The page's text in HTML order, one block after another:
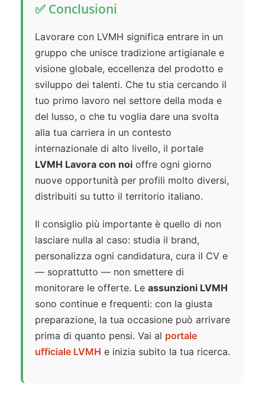
✅ Conclusioni
Lavorare con LVMH significa entrare in un
gruppo che unisce tradizione artigianale e
visione globale, eccellenza del prodotto e
sviluppo dei talenti. Che tu stia cercando il
tuo primo lavoro nel settore della moda e
del lusso, o che tu voglia dare una svolta
alla tua carriera in un contesto
internazionale di alto livello, il portale
LVMH Lavora con noi offre ogni giorno
nuove opportunità per profili molto diversi,
distribuiti su tutto il territorio italiano.
Il consiglio più importante è quello di non
lasciare nulla al caso: studia il brand,
personalizza ogni candidatura, cura il CV e
— soprattutto — non smettere di
monitorare le offerte. Le assunzioni LVMH
sono continue e frequenti: con la giusta
preparazione, la tua occasione può arrivare
prima di quanto pensi. Vai al portale
ufficiale LVMH e inizia subito la tua ricerca.